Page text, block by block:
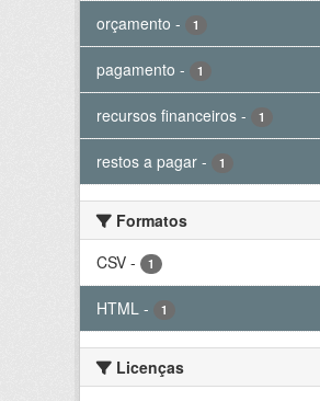
orçamento - 1
pagamento - 1
recursos financeiros - 1
restos a pagar - 1
Formatos
CSV - 1
HTML - 1
Licenças